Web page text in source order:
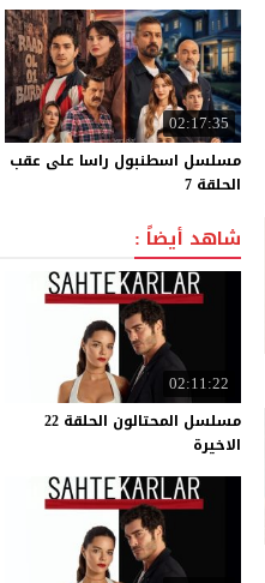
02:17:35
مسلسل اسطنبول راسا على عقب
الحلقة 7
شاهد أيضاً :
02:11:22
مسلسل المحتالون الحلقة 22
الاخيرة